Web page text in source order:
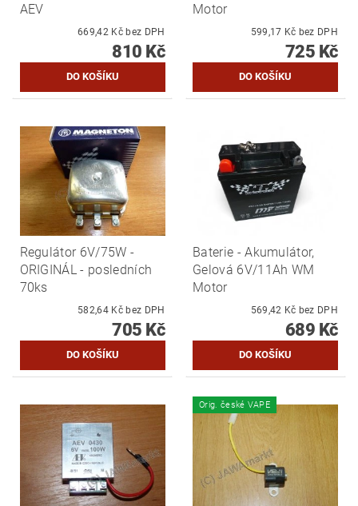
AEV
669,42 Kč bez DPH
810 Kč
Motor
599,17 Kč bez DPH
725 Kč
Regulátor 6V/75W -
ORIGINÁL - posledních
70ks
582,64 Kč bez DPH
705 Kč
Baterie - Akumulátor,
Gelová 6V/11Ah WM
Motor
569,42 Kč bez DPH
689 Kč
Orig. české VAPE